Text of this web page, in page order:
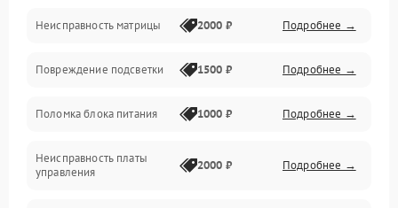
Прочие неисправности
Неисправность звука
Механические повреждения
Неисправность матрицы 2000 ₽ Подробнее →
Повреждение подсветки 1500 ₽ Подробнее →
Поломка блока питания 1000 ₽ Подробнее →
Неисправность платы
управления
2000 ₽ Подробнее →